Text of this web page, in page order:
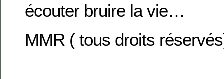
écouter bruire la vie…
MMR ( tous droits